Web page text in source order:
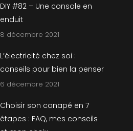
DIY #82 – Une console en
enduit
8 décembre 2021
L’électricité chez soi :
conseils pour bien la penser
6 décembre 2021
Choisir son canapé en 7
étapes : FAQ, mes conseils